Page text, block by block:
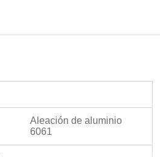
Aleación de aluminio
6061